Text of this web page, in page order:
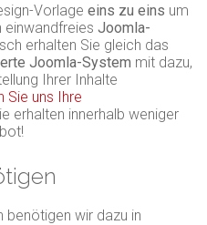
Vorlage eins zu eins um
einwandfreies Joomla-
erhalten Sie gleich das
Joomla-System mit dazu,
Ihrer Inhalte
Sie uns Ihre
erhalten innerhalb weniger
benötigen wir dazu in